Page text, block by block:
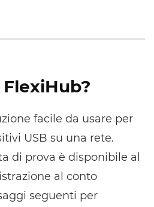
facile da usare per
USB su una rete.
di prova è disponibile al
al conto
seguenti per